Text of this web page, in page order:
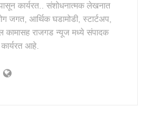
कार्यरत.. संशोधनात्मक लेखनात
जगत, आर्थिक घडामोडी, स्टार्टअप,
कामासह राजगड न्यूज मध्ये संपादक
आहे.